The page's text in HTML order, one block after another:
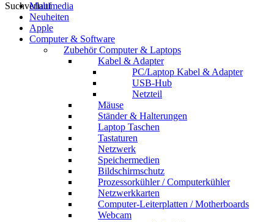
SuchverlaufMultimedia
Neuheiten
Apple
Computer & Software
Zubehör Computer & Laptops
Kabel & Adapter
PC/Laptop Kabel & Adapter
USB-Hub
Netzteil
Mäuse
Ständer & Halterungen
Laptop Taschen
Tastaturen
Netzwerk
Speichermedien
Bildschirmschutz
Prozessorkühler / Computerkühler
Netzwerkkarten
Computer-Leiterplatten / Motherboards
Webcam